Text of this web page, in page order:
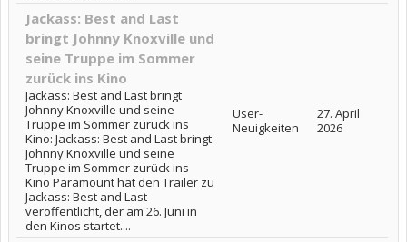
Jackass: Best and Last
bringt Johnny Knoxville und
seine Truppe im Sommer
zurück ins Kino
Jackass: Best and Last bringt
Johnny Knoxville und seine
Truppe im Sommer zurück ins
Kino: Jackass: Best and Last bringt
Johnny Knoxville und seine
Truppe im Sommer zurück ins
Kino Paramount hat den Trailer zu
Jackass: Best and Last
veröffentlicht, der am 26. Juni in
den Kinos startet....
User-
Neuigkeiten
27. April
2026